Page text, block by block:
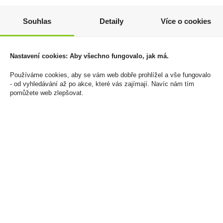
2 599 Kč
Cena za:
krabičku (20 ks)
Skladem:5 - 50 krabiček
680 Kč
Cena za: balení (25 ks)
Skladem:5 - 50 balení
Souhlas Detaily Více o cookies
Nastavení cookies: Aby všechno fungovalo, jak má.
Používáme cookies, aby se vám web dobře prohlížel a vše fungovalo
- od vyhledávání až po akce, které vás zajímají. Navíc nám tím
pomůžete web zlepšovat.